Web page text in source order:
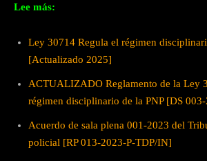
Lee más:
Ley 30714 Regula el régimen
[Actualizado 2025]
ACTUALIZADO Reglamento de la Ley
régimen disciplinario de la PNP [DS
Acuerdo de sala plena 001-2023 del
policial [RP 013-2023-P-TDP/IN]